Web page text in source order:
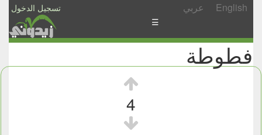
تسجيل الدخول عربي English
الأخبار
الأسئلة
☰
فطوطة
4